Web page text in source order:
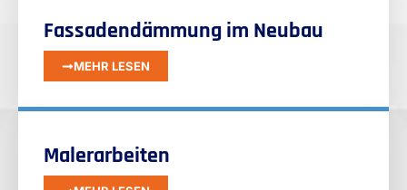
Fassadendämmung im Neubau
MEHR LESEN
Malerarbeiten